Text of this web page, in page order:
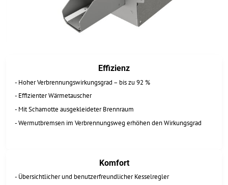
Effizienz
- Hoher Verbrennungswirkungsgrad – bis zu 92 %
- Effizienter Wärmetauscher
- Mit Schamotte ausgekleideter Brennraum
- Wermutbremsen im Verbrennungsweg erhöhen den Wirkungsgrad
Komfort
- Übersichtlicher und benutzerfreundlicher Kesselregler